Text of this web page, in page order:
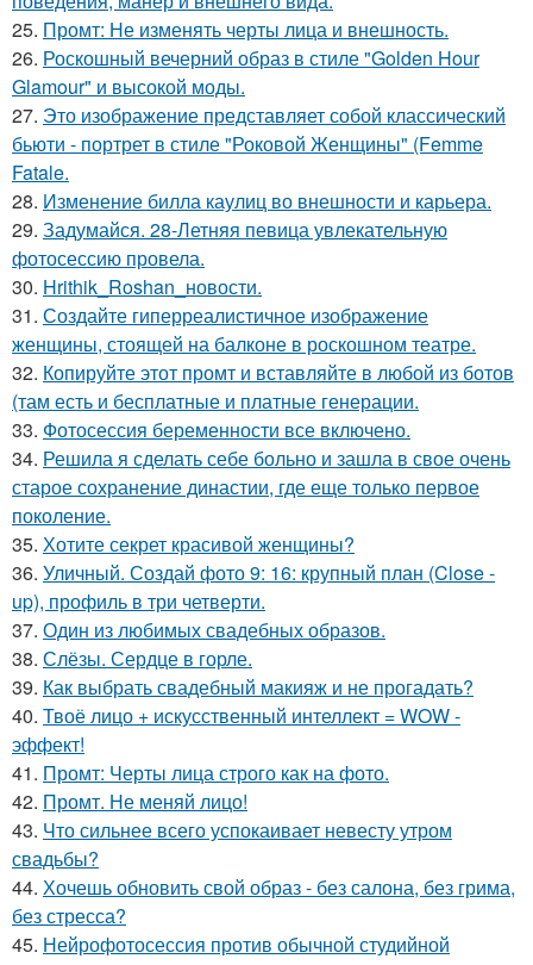
25. Промт: Не изменять черты лица и внешность.
26. Роскошный вечерний образ в стиле "Golden Hour
Glamour" и высокой моды.
27. Это изображение представляет собой классический
бьюти - портрет в стиле "Роковой Женщины" (Femme
Fatale.
28. Изменение билла каулиц во внешности и карьера.
29. Задумайся. 28-Летняя певица увлекательную
фотосессию провела.
30. Hrithik_Roshan_новости.
31. Создайте гиперреалистичное изображение
женщины, стоящей на балконе в роскошном театре.
32. Копируйте этот промт и вставляйте в любой из ботов
(там есть и бесплатные и платные генерации.
33. Фотосессия беременности все включено.
34. Решила я сделать себе больно и зашла в свое очень
старое сохранение династии, где еще только первое
поколение.
35. Хотите секрет красивой женщины?
36. Уличный. Создай фото 9: 16: крупный план (Close -
up), профиль в три четверти.
37. Один из любимых свадебных образов.
38. Слёзы. Сердце в горле.
39. Как выбрать свадебный макияж и не прогадать?
40. Твоё лицо + искусственный интеллект = WOW -
эффект!
41. Промт: Черты лица строго как на фото.
42. Промт. Не меняй лицо!
43. Что сильнее всего успокаивает невесту утром
свадьбы?
44. Хочешь обновить свой образ - без салона, без грима,
без стресса?
45. Нейрофотосессия против обычной студийной